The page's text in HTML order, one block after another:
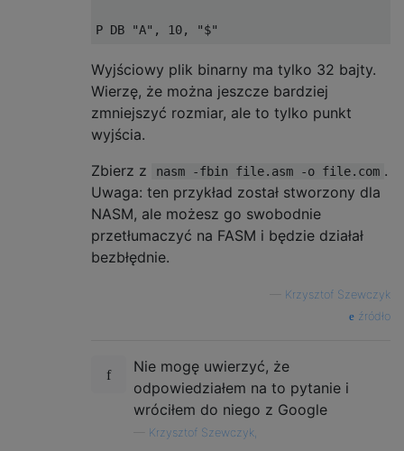
Wyjściowy plik binarny ma tylko 32 bajty.
Wierzę, że można jeszcze bardziej
zmniejszyć rozmiar, ale to tylko punkt
wyjścia.
Zbierz z
nasm -fbin file.asm -o file.com .
Uwaga: ten przykład został stworzony dla
NASM, ale możesz go swobodnie
przetłumaczyć na FASM i będzie działał
bezbłędnie.
Krzysztof Szewczyk
źródło
Nie mogę uwierzyć, że
odpowiedziałem na to pytanie i
wróciłem do niego z Google
Krzysztof Szewczyk,